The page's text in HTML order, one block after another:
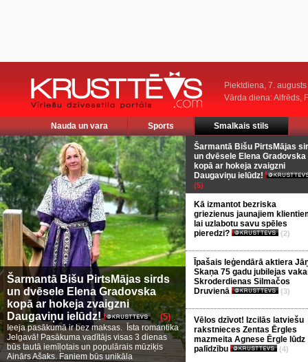
Piektdiena, 7. augusts
Vārda diena: Alfrēds,
Nauda un vara Sports Smalkais stils
Šarmantā Bišu PirtsMājas sirds
un dvēsele Elena Gradovska
kopā ar hokeja zvaigzni
Daugaviņu ielūdz!
(5)
Ieeja pasākumā ir bez maksas. Īsta romantika
Jelgavā! Pasākuma vadītājs visas 3 dienas
būs tautā iemīļotais un populārais mūziķis
Ainārs Ašaks. Faniem būs unikāla
Šarmantā Bišu PirtsMājas
un dvēsele Elena Gradovska
kopā ar hokeja zvaigzni
Daugaviņu ielūdz!
(5)
Kā izmantot bezriska
griezienus jaunajiem
lai uzlabotu savu spēles
pieredzi?
(2)
Īpašais leģendārā aktiera
Skaņa 75 gadu jubilejas
Skroderdienas Silmačos
Druvienā
(3)
Vēlos dzīvot! Izcilās latviešu
rakstnieces Zentas Ērgles
mazmeita Agnese Ērgle lūdz
palīdzību
(4)